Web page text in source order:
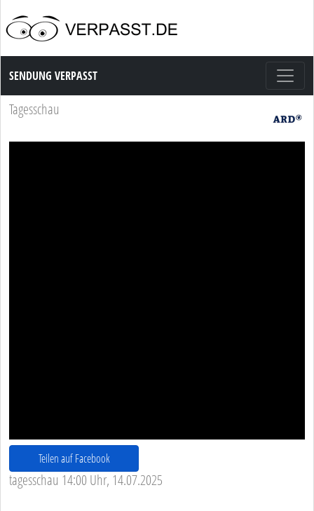
Sendung Verpasst
SENDUNG VERPASST
Tagesschau
Teilen auf Facebook
tagesschau 14:00 Uhr, 14.07.2025